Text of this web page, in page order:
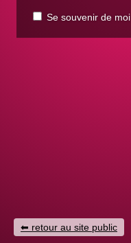
Se souvenir de moi
retour au site public